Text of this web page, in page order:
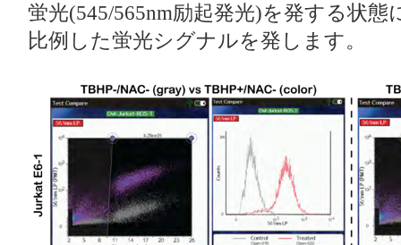
蛍光(545/565nm励起発光)を発する状態
比例した蛍光シグナルを発します。